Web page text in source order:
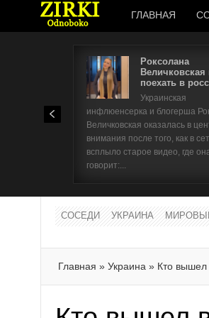
ГЛАВНАЯ
Роксолана
Величковская
поехать в
Украинская
инфлюенсерка и блогерша
Величковская оказалась в
внимания после того, как в
всплыло старое видео, где
говорит:...
СОСЕДИ УКРАИНА
Главная » Украина » Кто вышел